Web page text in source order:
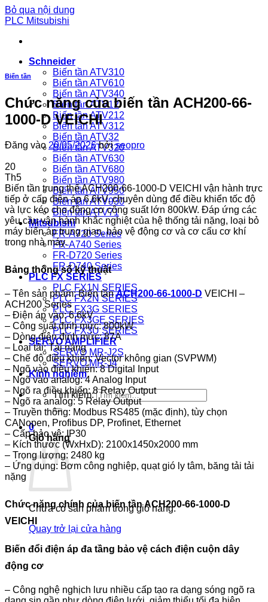
Bỏ qua nội dung
PLC Mitsubishi
Schneider
Biến tần ATV310
Biến tần ATV610
Biến tần ATV340
Biến tần ATV12
Biến tần ATV212
Biến tần ATV312
Biến tần ATV32
Biến tần ATV320
Biến tần ATV630
Biến tần ATV680
Biến tần ATV980
Biến tần ATV950
Biến tần ATV930
Biến tần ATV71
Mitsubishi
FR-A720 Series
FR-A740 Series
FR-D720 Series
FR-D740 Series
PLC FX SERIES
PLC FX1N SERIES
PLC FX2N SERIES
PLC FX3G SERIES
PLC FX3GE SERIES
PLC FX3U SERIES
SERVO AMPLIFIER
SERVO MR-J2S
SERVO MR-J4
Kinh nghiệm
Tìm kiếm:
0
Giỏ hàng
Chưa có sản phẩm trong giỏ hàng.
Quay trở lại cửa hàng
Biến tần
Chức năng của biến tần ACH200-66-
1000-D VEICHI
Đăng vào 20/05/2026 bởiseopro
20
Th5
Biến tần trung thế ACH200-66-1000-D VEICHI vận hành trực
tiếp ở cấp điện áp 6.6kV, chuyên dùng để điều khiển tốc độ
và lực kéo cho động cơ công suất lớn 800kW. Đáp ứng các
yêu cầu vận hành khắc nghiệt của hệ thống tải nặng, loại bỏ
máy biến áp trung gian, bảo vệ động cơ và cơ cấu cơ khí
trong nhà máy.
Bảng thông số kỹ thuật
– Tên sản phẩm: Biến tầnACH200-66-1000-D VEICHI –
ACH200 Series
– Điện áp vào: 6.6kV
– Công suất định mức: 800kW
– Dòng điện định mức: 87A
– Loại tải: Tải nặng
– Chế độ điều khiển: Vector không gian (SVPWM)
– Ngõ vào điều khiển: 8 Digital Input
– Ngõ vào analog: 4 Analog Input
– Ngõ ra điều khiển: 8 Relay Output
– Ngõ ra analog: 5 Relay Output
– Truyền thông: Modbus RS485 (mặc định), tùy chọn
CANopen, Profibus DP, Profinet, Ethernet
– Cấp bảo vệ: IP30
– Kích thước (WxHxD): 2100x1450x2000 mm
– Trọng lượng: 2480 kg
– Ứng dụng: Bơm công nghiệp, quạt gió ly tâm, băng tải tải
nặng
Chức năng chính của biến tần ACH200-66-1000-D
VEICHI
Biến đổi điện áp đa tầng bảo vệ cách điện cuộn dây
động cơ
– Công nghệ nghịch lưu nhiều cấp tạo ra dạng sóng ngõ ra